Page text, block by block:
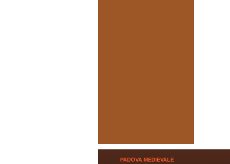
PADOVA MEDIEVALE